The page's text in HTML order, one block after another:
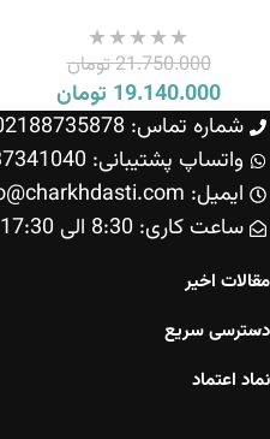
21.750.000تومان
19.140.000 تومان
شماره تماس: 02188735878
واتساپ پشتیبانی: 09337341040
ایمیل: info@charkhdasti.com
ساعت کاری: 8:30 الی 17:30
مقالات اخیر
دسترسی سریع
نماد اعتماد